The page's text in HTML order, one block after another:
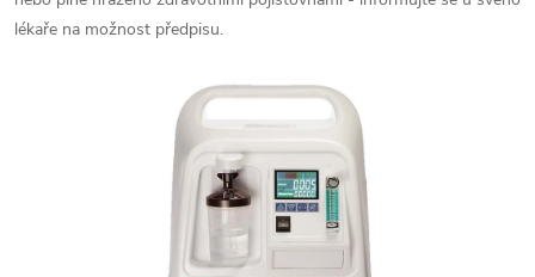
lékaře na možnost předpisu.